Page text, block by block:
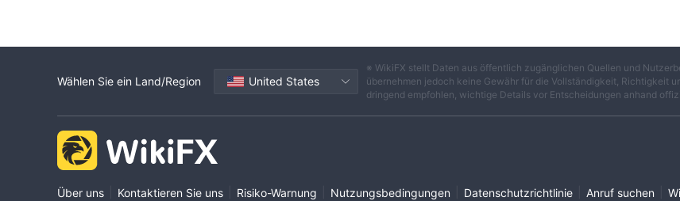
Wählen Sie ein Land/Region United States
※ WikiFX stellt Daten aus öffentlich zugänglichen Quellen und
übernehmen jedoch keine Gewähr für die Vollständigkeit, Richtigkeit
dringend empfohlen, wichtige Details vor Entscheidungen anhand
Über uns Kontaktieren Sie uns Risiko-Warnung Nutzungsbedingungen Datenschutzrichtlinie Anruf suchen